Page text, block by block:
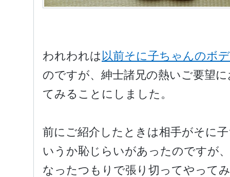
われわれは 以前そに子ちゃんのボ
のですが、紳士諸兄の熱いご要望
てみることにしました。
前にご紹介したときは相手がそに
いうか恥じらいがあったのですが
なったつもりで張り切ってやって